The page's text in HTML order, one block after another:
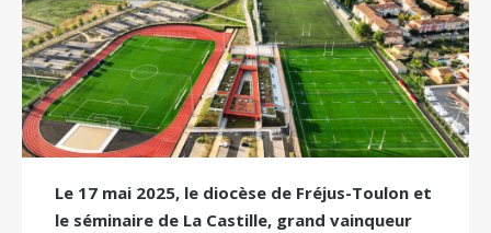
Le 17 mai 2025, le diocèse de Fréjus-Toulon et
le séminaire de La Castille, grand vainqueur